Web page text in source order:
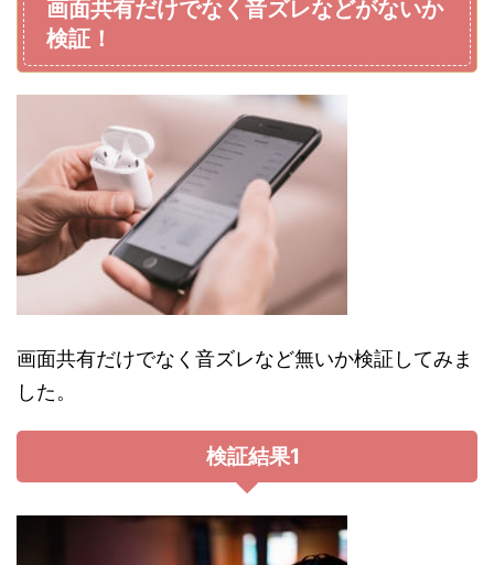
画面共有だけでなく音ズレなどがないか
検証！
画面共有だけでなく音ズレなど無いか検証してみま
した。
検証結果1